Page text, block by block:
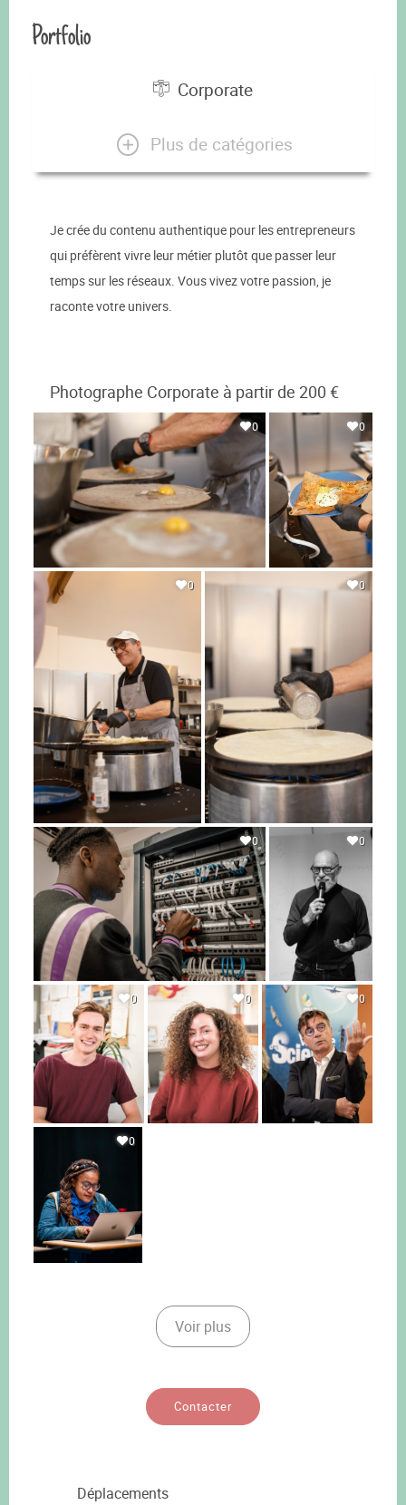
Portfolio
Corporate
Plus de catégories
Je crée du contenu authentique pour les entrepreneurs
qui préfèrent vivre leur métier plutôt que passer leur
temps sur les réseaux. Vous vivez votre passion, je
raconte votre univers.
Photographe Corporate à partir de 200 €
0 0
0 0
0 0
0 0 0
0
Voir plus
Contacter
Déplacements